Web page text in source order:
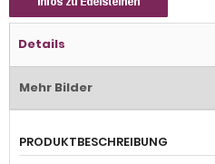
Details
Mehr Bilder
PRODUKTBESCHREIBUNG